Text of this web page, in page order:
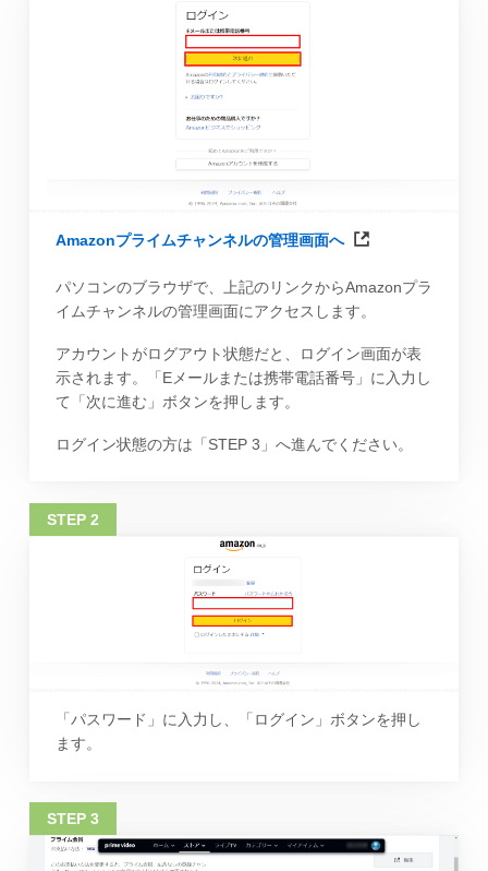
Amazonプライムチャンネルの管理画面へ
パソコンのブラウザで、上記のリンクからAmazonプラ
イムチャンネルの管理画面にアクセスします。
アカウントがログアウト状態だと、ログイン画面が表
示されます。「Eメールまたは携帯電話番号」に入力し
て「次に進む」ボタンを押します。
ログイン状態の方は「STEP 3」へ進んでください。
「パスワード」に入力し、「ログイン」ボタンを押し
ます。